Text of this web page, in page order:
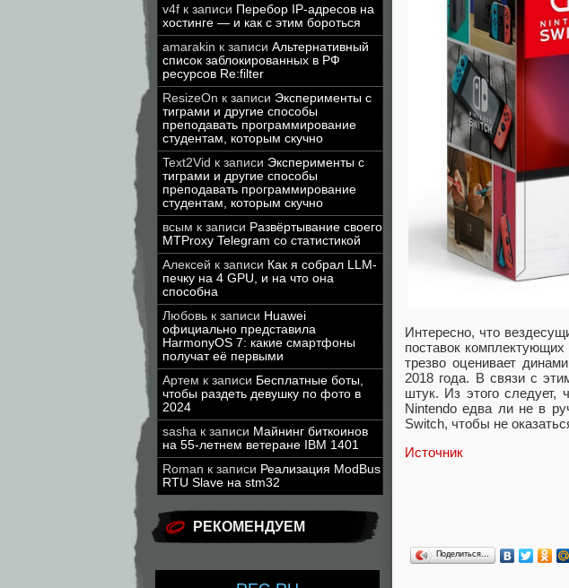
v4f к записи Перебор IP-адресов на
хостинге — и как с этим бороться
amarakin к записи Альтернативный
список заблокированных в РФ
ресурсов Re:filter
ResizeOn к записи Эксперименты с
тиграми и другие способы
преподавать программирование
студентам, которым скучно
Text2Vid к записи Эксперименты с
тиграми и другие способы
преподавать программирование
студентам, которым скучно
всым к записи Развёртывание своего
MTProxy Telegram со статистикой
Алексей к записи Как я собрал LLM-
печку на 4 GPU, и на что она
способна
Любовь к записи Huawei
официально представила
HarmonyOS 7: какие смартфоны
получат её первыми
Артем к записи Бесплатные боты,
чтобы раздеть девушку по фото в
2024
sasha к записи Майнинг биткоинов
на 55-летнем ветеране IBM 1401
Roman к записи Реализация ModBus
RTU Slave на stm32
РЕКОМЕНДУЕМ
Интересно, что
поставок
трезво оценивает
2018 года. В связи с
штук. Из этого следует,
Nintendo едва ли не в
Switch, чтобы не
Источник
Поделиться…